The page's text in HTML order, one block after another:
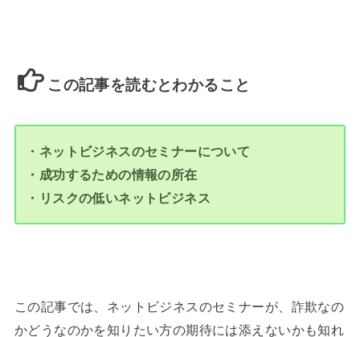
この記事を読むとわかること
・ネットビジネスのセミナーについて
・成功するための情報の所在
・リスクの低いネットビジネス
この記事では、ネットビジネスのセミナーが、詐欺なの
かどうなのかを知りたい方の期待には添えないかも知れ